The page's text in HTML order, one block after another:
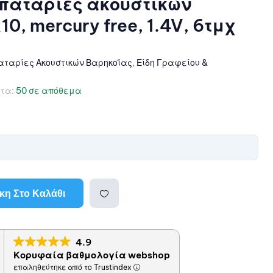
mercury free, 1.4V, 6τμχ
Ακουστικών Βαρηκοΐας, Είδη Γραφείου &
50 σε απόθεμα
Στο Καλάθι
ήκη
4.9
Κορυφαία βαθμολογία webshop
επαληθεύτηκε από το Trustindex